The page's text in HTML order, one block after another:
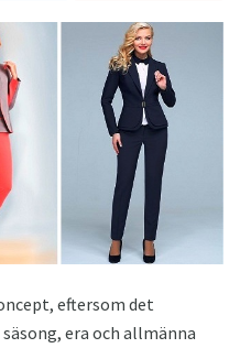
eftersom det
era och allmänna